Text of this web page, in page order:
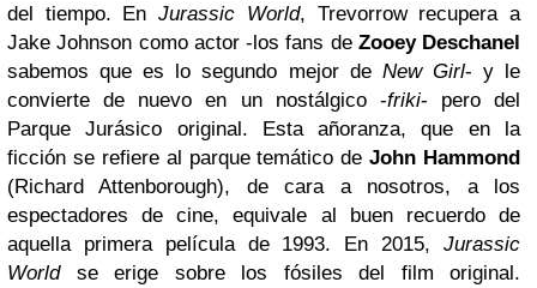
del tiempo. EnJurassic World, Trevorrow recupera a
Jake Johnson como actor -los fans de Zooey Deschanel
sabemos que es lo segundo mejor de New Girl- y le
convierte de nuevo en un nostálgico -friki- pero del
Parque Jurásico original. Esta añoranza, que en la
ficción se refiere al parque temático deJohn Hammond
(Richard Attenborough), de cara a nosotros, a los
espectadores de cine, equivale al buen recuerdo de
aquella primera película de 1993. En 2015, Jurassic
Worldse erige sobre los fósiles del film original.